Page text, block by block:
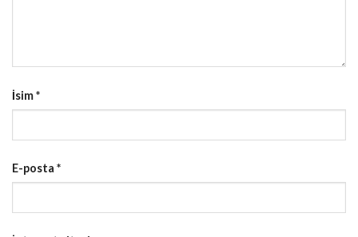
İsim*
E-posta *